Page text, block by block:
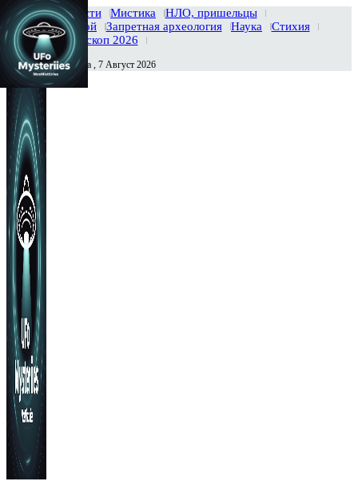
Главная Новости Мистика
НЛО, пришельцы
Тайны вселенной
Запретная археология Наука
Стихия
История
Гороскоп 2026
Сегодня Пятница , 7 Август 2026